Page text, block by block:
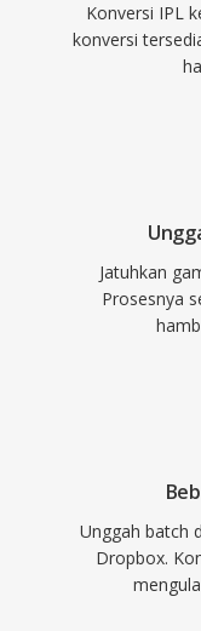
Konversi IPL
konversi
Jatuhkan
Prosesnya
Unggah batch
Dropbox.